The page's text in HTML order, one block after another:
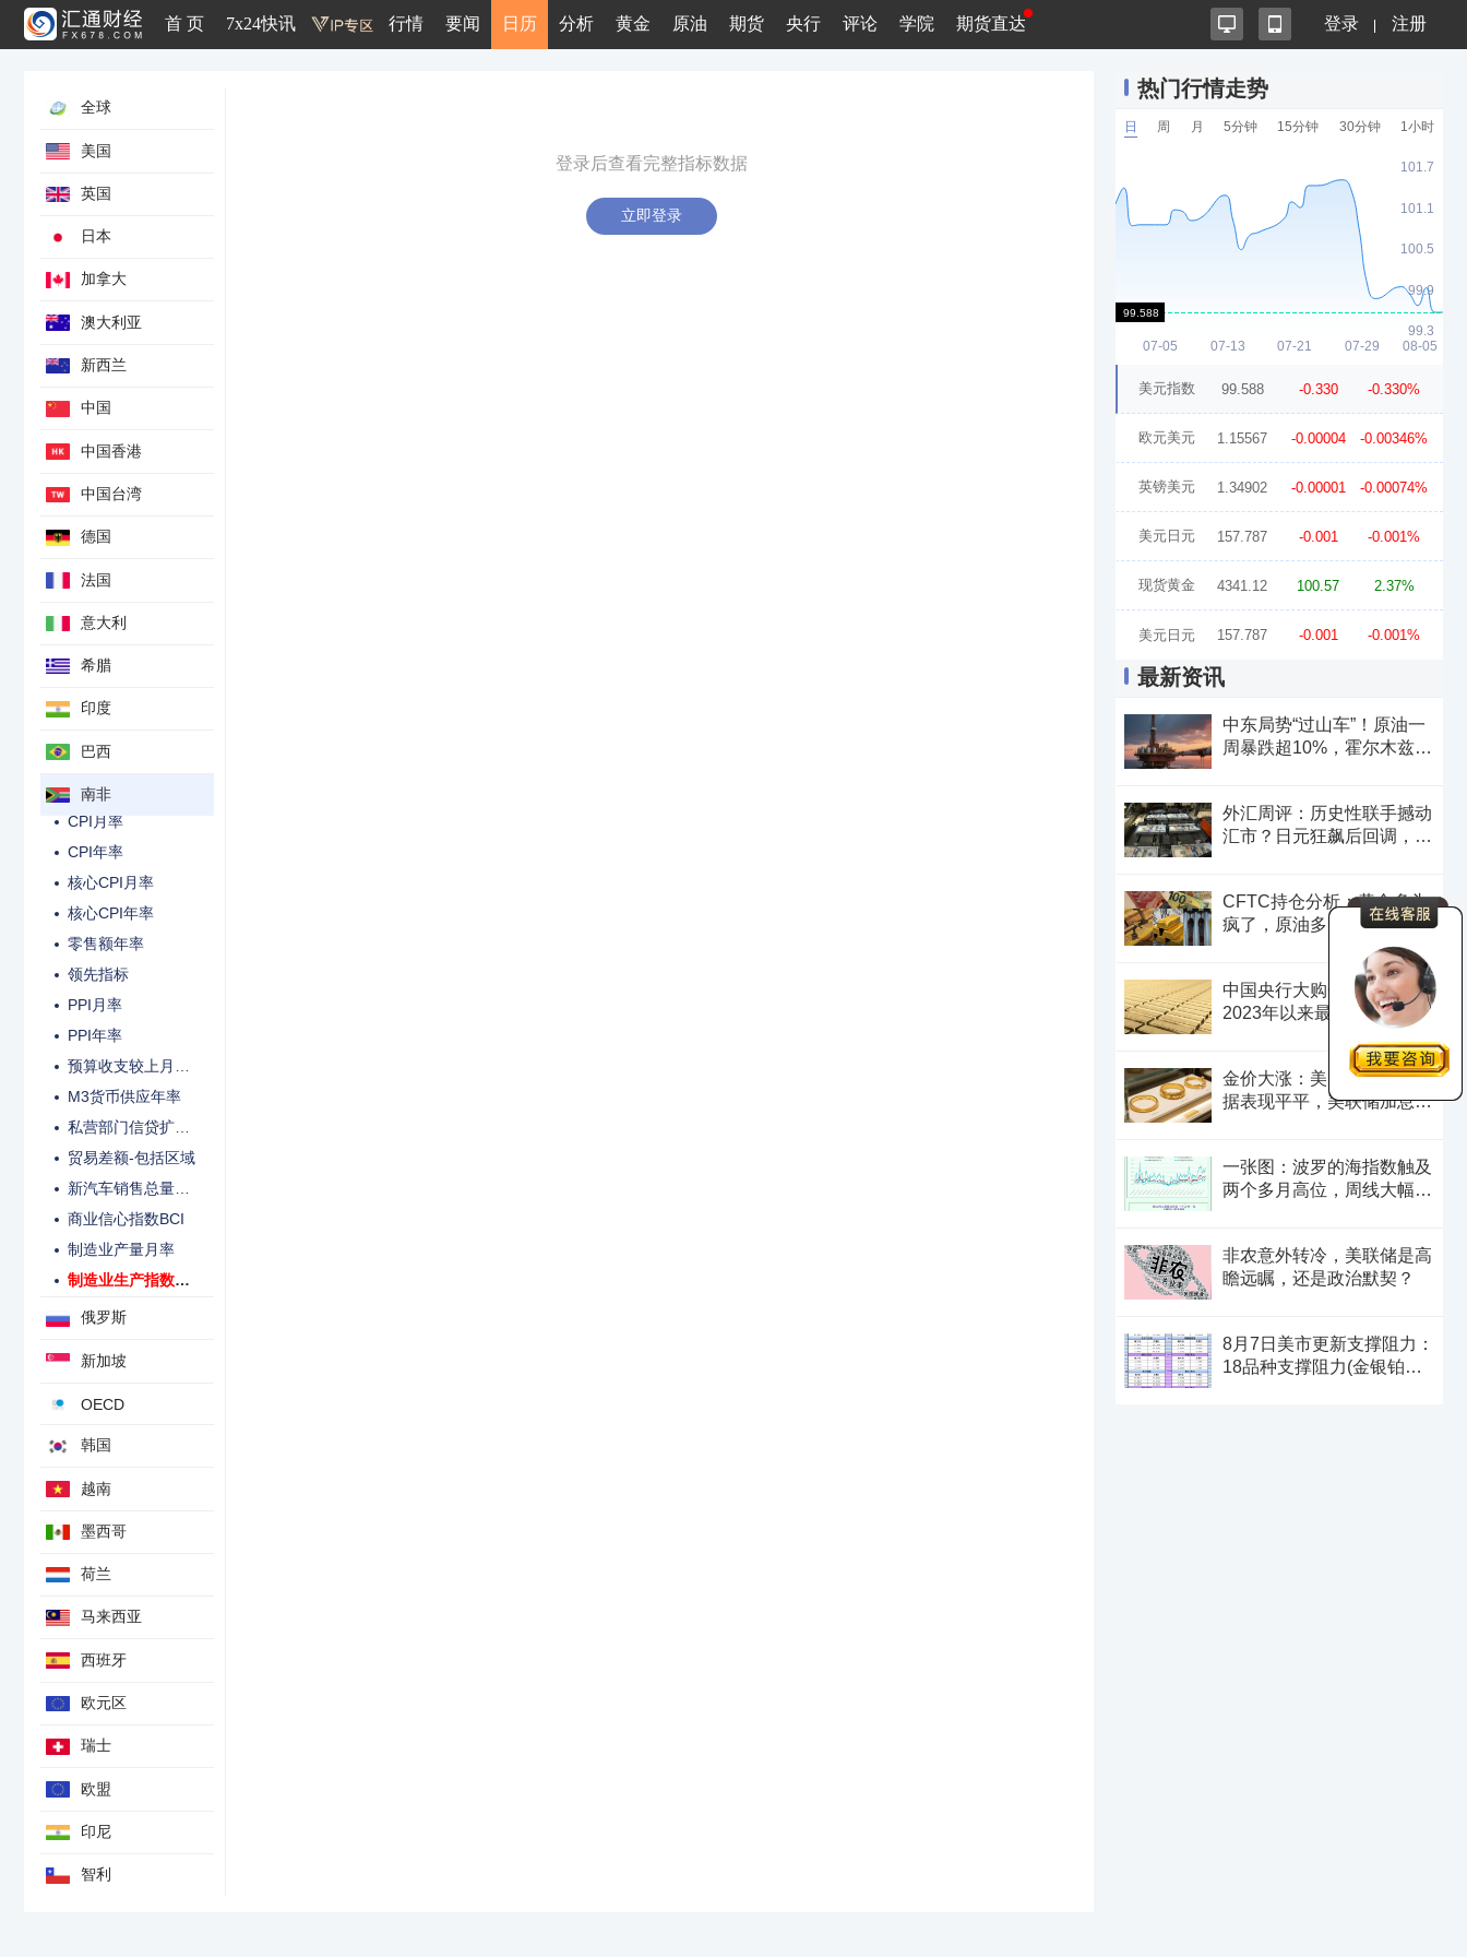
首 页 7x24快讯 行情 要闻 日历 分析 黄金 原油 期货 央行 评论 学院 期货直达 登录 注册
全球
美国
英国
日本
加拿大
澳大利亚
新西兰
中国
中国香港
中国台湾
德国
法国
意大利
希腊
印度
巴西
南非
央行基准利率-回购利率
矿业产量未季调年率
铂族金属产量未季调年率
GDP年化季率-季调后
总失业人数-未季调
GDP季率-季调后
央行优惠利率-贷款基础利率
新汽车销售总量
黄金与外汇储备总额
失业率-未季调
经常账户-季调后
经常账户占GDP比重-季调后
CPI月率
CPI年率
核心CPI月率
核心CPI年率
零售额年率
领先指标
PPI月率
PPI年率
预算收支较上月变动
M3货币供应年率
私营部门信贷扩张月率
贸易差额-包括区域
新汽车销售总量年率
商业信心指数BCI
制造业产量月率
制造业生产指数年率
俄罗斯
新加坡
OECD
韩国
越南
墨西哥
荷兰
马来西亚
西班牙
欧元区
瑞士
欧盟
印尼
智利
登录后查看完整指标数据
立即登录
热门行情走势
日 周 月 5分钟 15分钟 30分钟 1小时
美元指数 99.588 -0.330 -0.330%
欧元美元 1.15567 -0.00004 -0.00346%
英镑美元 1.34902 -0.00001 -0.00074%
美元日元 157.787 -0.001 -0.001%
现货黄金 4341.12 100.57 2.37%
美元日元 157.787 -0.001 -0.001%
最新资讯
中东局势“过山车”！原油一
周暴跌超10%，霍尔木兹海
外汇周评：历史性联手撼动
汇市？日元狂飙后回调，非
CFTC持仓分析：黄金多头
疯了，原油多头跑了，日元
中国央行大购金力度，创下
2023年以来最大月度购金规
金价大涨：美国非农就业数
据表现平平，美联储加息预
一张图：波罗的海指数触及
两个多月高位，周线大幅收
非农意外转冷，美联储是高
瞻远瞩，还是政治默契？
8月7日美市更新支撑阻力：
18品种支撑阻力(金银铂钯